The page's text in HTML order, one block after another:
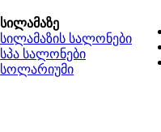
სილამაზე
სილამაზის სალონები
სპა სალონები
სოლარიუმი